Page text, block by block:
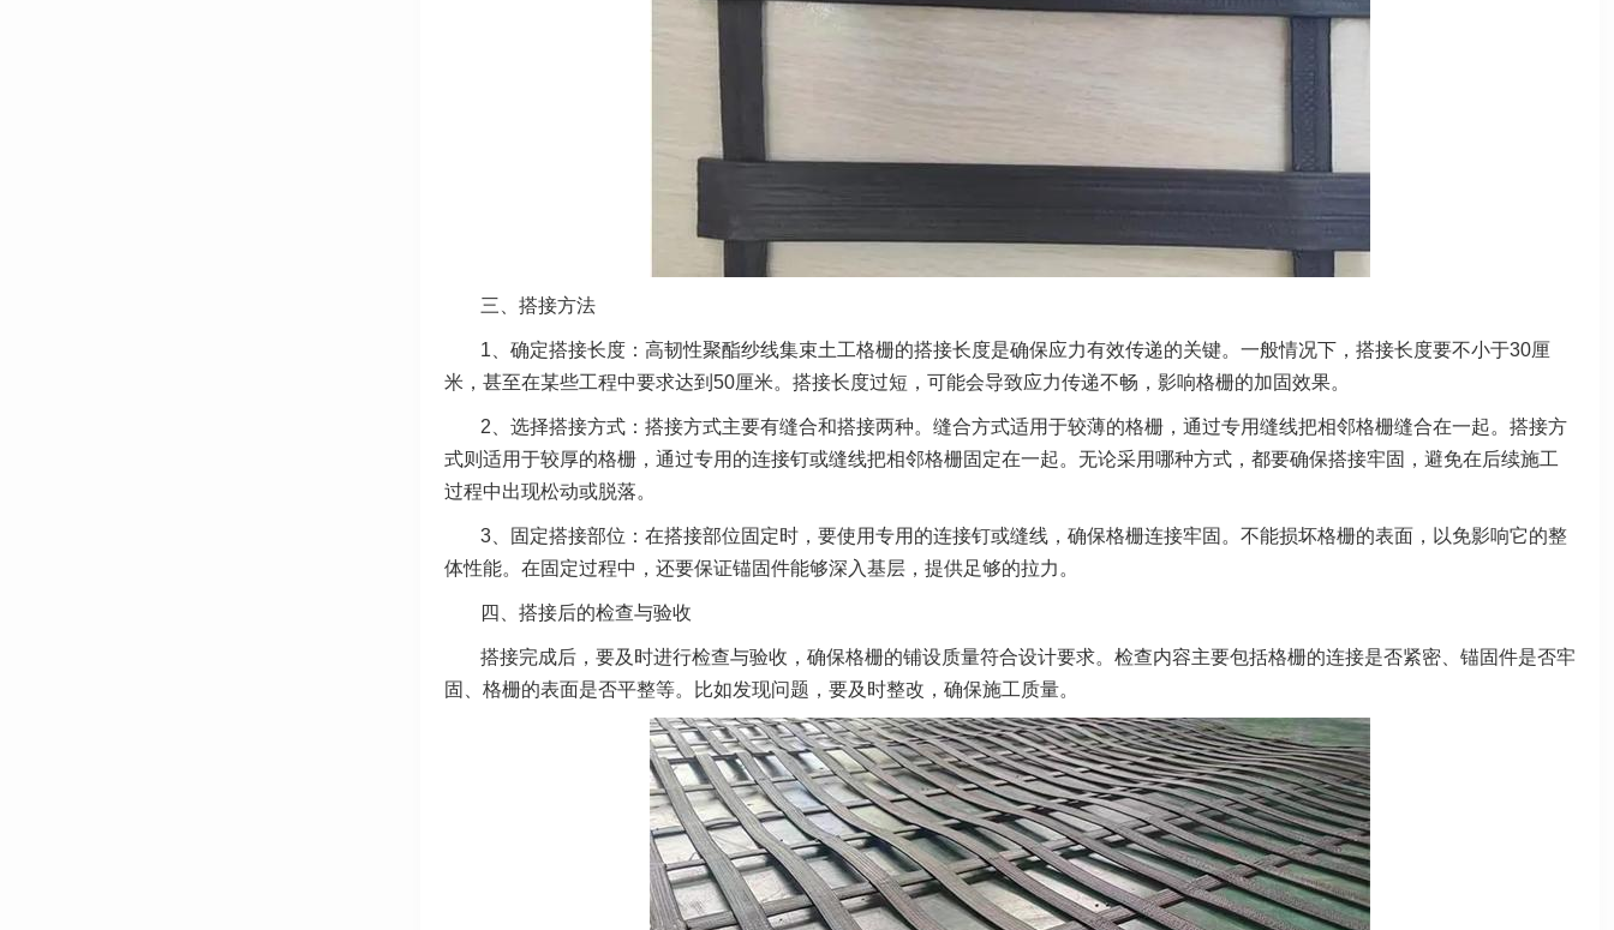
三、搭接方法
1、确定搭接长度：高韧性聚酯纱线集束土工格栅的搭接长度是确保应力有效传递的关键。一般情况下， 搭接长度要不小于30厘
米，甚至在某些工程中要求达到50厘米。搭接长度过短，可能会导致应力传递不畅 ，影响格栅的加固效果。
2、选择搭接方式：搭接方式主要有缝合和搭接两种。缝合方式适用于较薄的格栅，通过专用缝线把相邻格栅缝合在一起。搭接方
式则适用于较厚的格栅，通过专用的连接钉或缝线把相邻格栅固定在一起。无论采用哪种方式，都要确保搭接牢固，避免在后续施工
过程中出现松动或脱落。
3、固定搭接部位：在搭接部位固定时，要使用专用的连接钉或缝线，确保格栅连接牢固。不能损坏格栅的表面，以免影响它的整
体性能。在固定过程中，还要保证锚固件能够深入基层，提供足够的拉力。
四、搭接后的检查与验收
搭接完成后，要及时进行检查与验收，确保格栅的铺设质量符合设计要求。检查内容主要包括格栅的连接是否紧密、锚固件是否牢
固、格栅的表面是否平整等。比如发现问题，要及时整改，确保施工质量。